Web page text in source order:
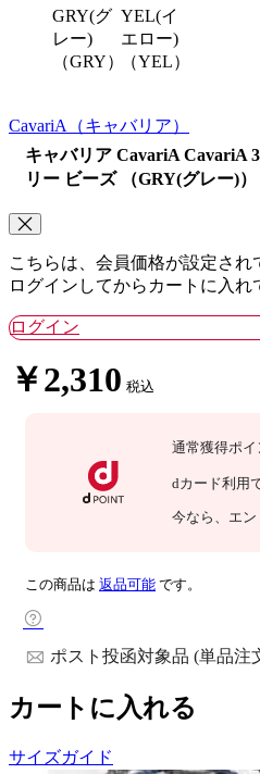
GRY(グ
レー)
（GRY）
YEL(イ
エロー)
（YEL）
CavariA
（キャバリア）
キャバリア CavariA CavariA
リー ビーズ （GRY(グレー)）
こちらは、会員価格が設定され
ログインしてからカートに入れ
ログイン
￥2,310 税込
通常獲得ポイ
dカード利用で
今なら 、エ
この商品は 返品可能 です。
ポスト投函対象品 (単品注
カートに入れる
サイズガイド